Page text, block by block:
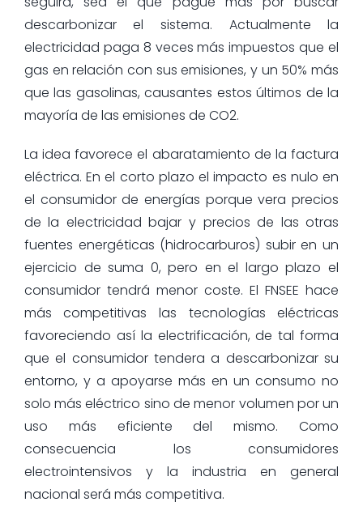
descarbonizar el sistema. Actualmente la
electricidad paga 8 veces más impuestos que el
gas en relación con sus emisiones, y un 50% más
que las gasolinas, causantes estos últimos de la
mayoría de las emisiones de CO2.
La idea favorece el abaratamiento de la factura
eléctrica. En el corto plazo el impacto es nulo en
el consumidor de energías porque vera precios
de la electricidad bajar y precios de las otras
fuentes energéticas (hidrocarburos) subir en un
ejercicio de suma 0, pero en el largo plazo el
consumidor tendrá menor coste. El FNSEE hace
más competitivas las tecnologías eléctricas
favoreciendo así la electrificación, de tal forma
que el consumidor tendera a descarbonizar su
entorno, y a apoyarse más en un consumo no
solo más eléctrico sino de menor volumen por un
uso más eficiente del mismo. Como
consecuencia los consumidores
electrointensivos y la industria en general
nacional será más competitiva.